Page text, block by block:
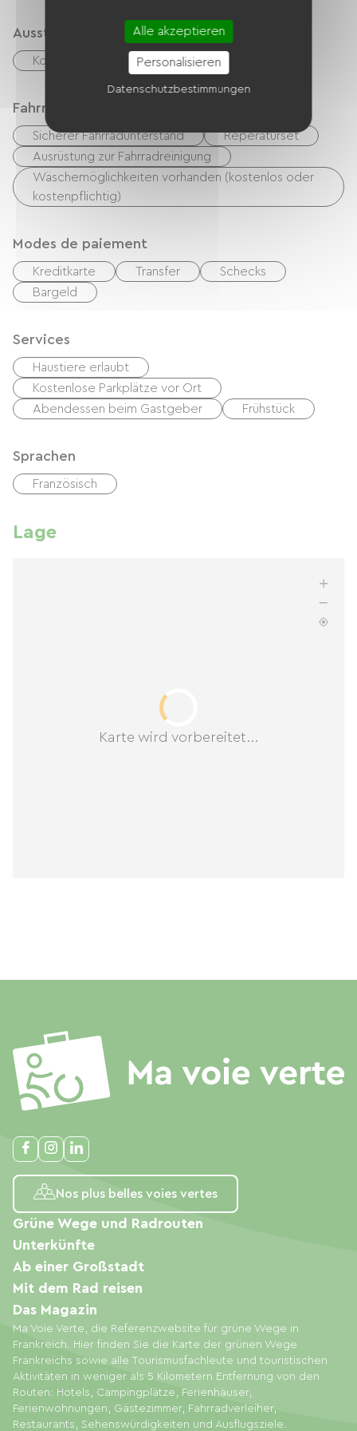
Ausstattung
Kostenloses WLAN
Fahrradannahme
Sicherer Fahrradunterstand
Reperaturset
Ausrüstung zur Fahrradreinigung
Wäschemöglichkeiten vorhanden (kostenlos oder
kostenpflichtig)
Modes de paiement
Kreditkarte Transfer
Schecks
Bargeld
Services
Haustiere erlaubt
Kostenlose Parkplätze vor Ort
Abendessen beim Gastgeber
Frühstück
Sprachen
Französisch
Lage
Karte wird vorbereitet...
Nos plus belles voies vertes
Ma Voie Verte, die Referenzwebsite für grüne Wege in
Frankreich. Hier finden Sie die Karte der grünen Wege
Frankreichs sowie alle Tourismusfachleute und touristischen
Aktivitäten in weniger als 5 Kilometern Entfernung von den
Routen: Hotels, Campingplätze, Ferienhäuser,
Ferienwohnungen, Gästezimmer, Fahrradverleiher,
Restaurants, Sehenswürdigkeiten und Ausflugsziele.
Grüne Wege und Radrouten
Unterkünfte
Ab einer Großstadt
Mit dem Rad reisen
Das Magazin
Alle akzeptieren
Personalisieren
Datenschutzbestimmungen